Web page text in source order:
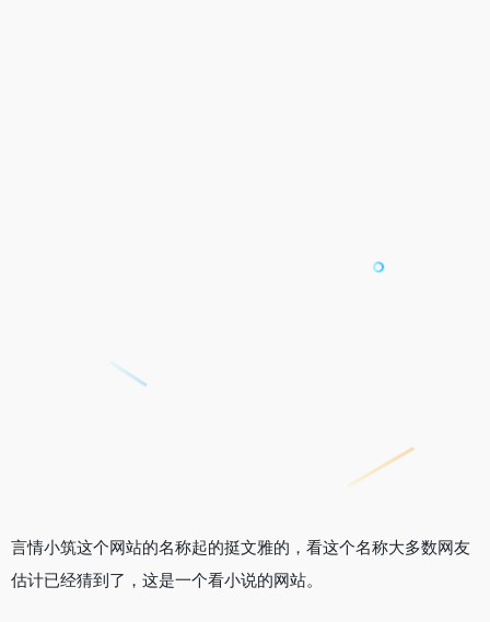
言情小筑这个网站的名称起的挺文雅的，看这个名称大多数网友
估计已经猜到了，这是一个看小说的网站。